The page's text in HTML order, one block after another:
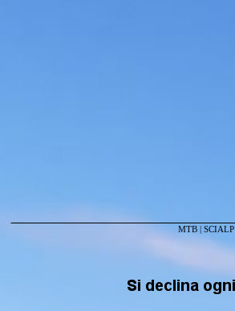
MTB SCIALP